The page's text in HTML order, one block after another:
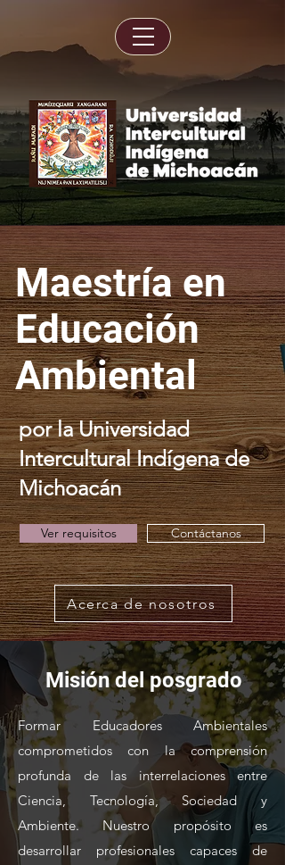
Maestría en
Educación
Ambiental
por la Universidad
Intercultural Indígena de
Michoacán
Ver requisitos Contáctanos
Acerca de nosotros
Misión del posgrado
Formar Educadores Ambientales
comprometidos con la comprensión
profunda de las interrelaciones entre
Ciencia, Tecnología, Sociedad y
Ambiente. Nuestro propósito es
desarrollar profesionales capaces de